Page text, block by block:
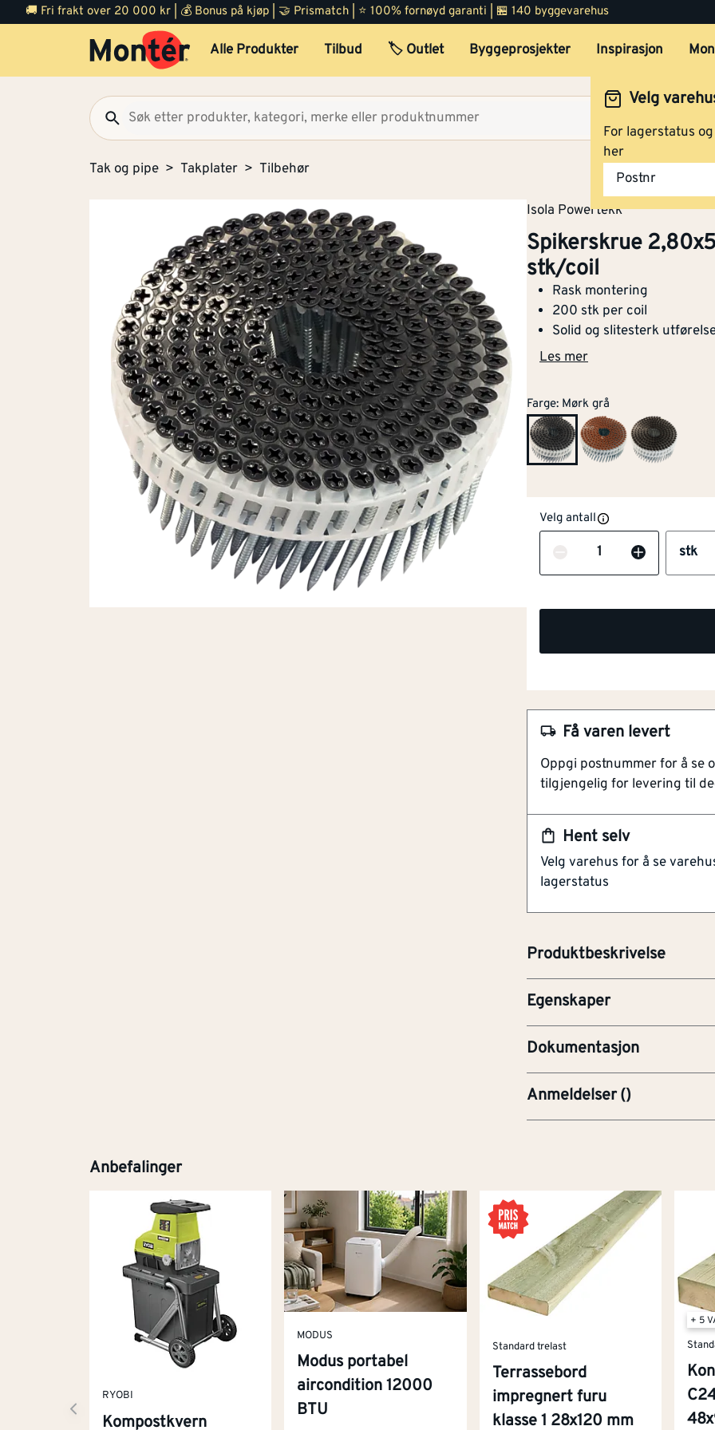
🚚 Fri frakt over 20 000 kr | 💰 Bonus på kjøp | 🤝 Prismatch | ⭐ 100% fornøyd garanti | 🏪 140 byggevarehus
Alle Produkter Tilbud 🏷️ Outlet Byggeprosjekter Inspirasjon
Velg
For lagerstatus
her
Postnr
Tak og pipe Takplater Tilbehør
Isola Powertekk
Spikerskrue
stk/coil
Rask montering
200 stk per coil
Solid og slitesterk
Les mer
Farge: Mørk grå
Velg antall
Antall stk
Hent selv
Velg varehus for å se
lagerstatus
Få varen levert
Oppgi postnummer for å se
tilgjengelig for levering til
Produktbeskrivelse
Rask montering
Solid og slitesterk utførelse
Praktisk pakning
Spikerskrue for montering
Egenskaper
Dokumentasjon
TEKG-Teknisk godkjenning
Anmeldelser()
Anbefalinger
RYOBI
Kompostkvern
MODUS
Modus portabel
aircondition 12000
BTU
Standard trelast
Terrassebord
impregnert furu
klasse 1 28x120 mm
+ 5